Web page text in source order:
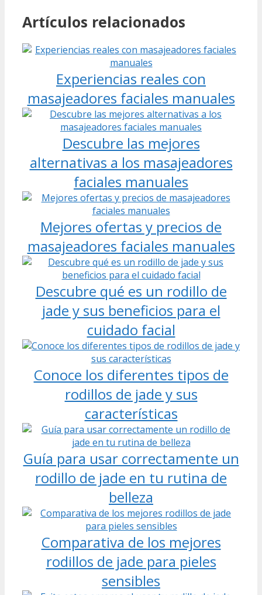
Artículos relacionados
Experiencias reales con
masajeadores faciales manuales
Descubre las mejores
alternativas a los masajeadores
faciales manuales
Mejores ofertas y precios de
masajeadores faciales manuales
Descubre qué es un rodillo de
jade y sus beneficios para el
cuidado facial
Conoce los diferentes tipos de
rodillos de jade y sus
características
Guía para usar correctamente un
rodillo de jade en tu rutina de
belleza
Comparativa de los mejores
rodillos de jade para pieles
sensibles